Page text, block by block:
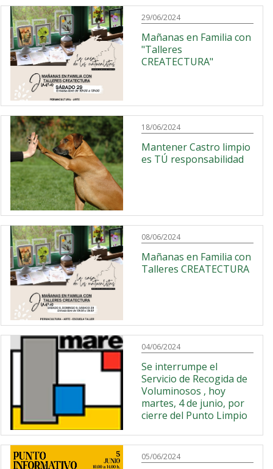
29/06/2024
Mañanas en Familia con
"Talleres
CREATECTURA"
18/06/2024
Mantener Castro limpio
es TÚ responsabilidad
08/06/2024
Mañanas en Familia con
Talleres CREATECTURA
04/06/2024
Se interrumpe el
Servicio de Recogida de
Voluminosos , hoy
martes, 4 de junio, por
cierre del Punto Limpio
05/06/2024